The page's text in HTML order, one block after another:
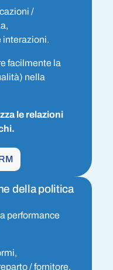
/
interazioni.
facilmente la
nella
le relazioni
della politica
performance
/ fornitore,